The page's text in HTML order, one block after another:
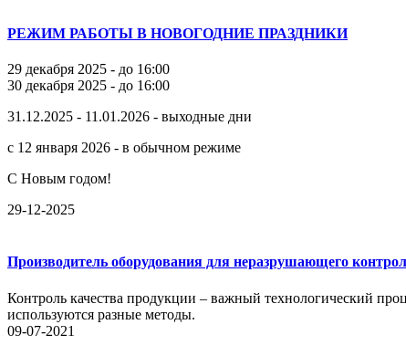
РЕЖИМ РАБОТЫ В НОВОГОДНИЕ ПРАЗДНИКИ
29 декабря 2025 - до 16:00
30 декабря 2025 - до 16:00
31.12.2025 - 11.01.2026 - выходные дни
с 12 января 2026 - в обычном режиме
С Новым годом!
29-12-2025
Производитель оборудования для неразрушающего
Контроль качества продукции – важный технологический
используются разные методы.
09-07-2021